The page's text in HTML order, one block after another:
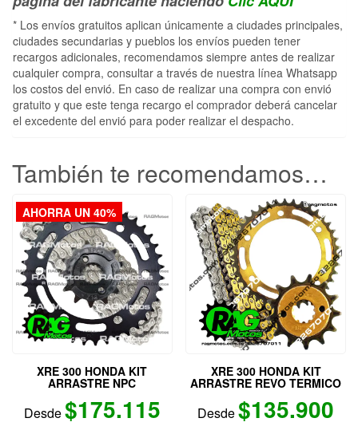
* Los envíos gratuitos aplican únicamente a ciudades principales,
ciudades secundarias y pueblos los envíos pueden tener
recargos adicionales, recomendamos siempre antes de realizar
cualquier compra, consultar a través de nuestra línea Whatsapp
los costos del envió. En caso de realizar una compra con envió
gratuito y que este tenga recargo el comprador deberá cancelar
el excedente del envió para poder realizar el despacho.
También te recomendamos…
AHORRA UN 40%
XRE 300 HONDA KIT
ARRASTRE NPC
Desde$175.115
XRE 300 HONDA KIT
ARRASTRE REVO TERMICO
Desde$135.900